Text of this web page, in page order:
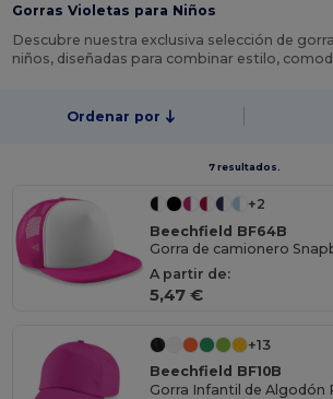
Gorras Violetas para Niños
Descubre nuestra exclusiva selección de
niños, diseñadas para combinar estilo,
Ordenar por
7 resultados.
+2
Beechfield BF64B
Gorra de camionero
A partir de:
5,47 €
+13
Beechfield BF10B
Gorra Infantil de Algodón